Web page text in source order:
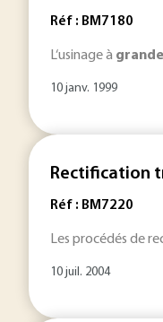
Réf : BM7180
L‘usinage à grande
10 janv. 1999
Rectification
Réf : BM7220
Les procédés de
10 juil. 2004